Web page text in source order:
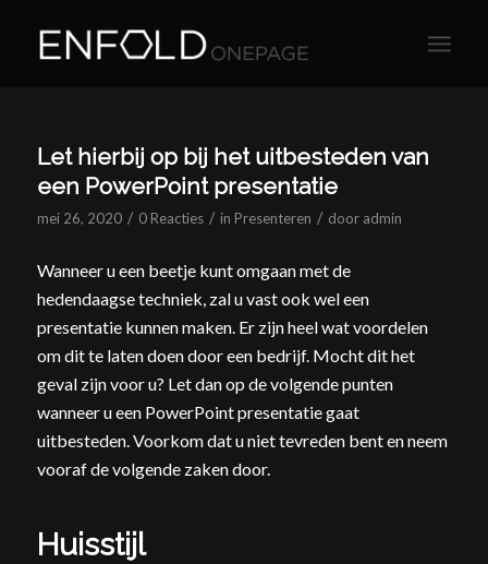
Let hierbij op bij het uitbesteden van
een PowerPoint presentatie
mei 26, 2020 / 0 Reacties / in Presenteren / door admin
Wanneer u een beetje kunt omgaan met de
hedendaagse techniek, zal u vast ook wel een
presentatie kunnen maken. Er zijn heel wat voordelen
om dit te laten doen door een bedrijf. Mocht dit het
geval zijn voor u? Let dan op de volgende punten
wanneer u een PowerPoint presentatie gaat
uitbesteden. Voorkom dat u niet tevreden bent en neem
vooraf de volgende zaken door.
Huisstijl